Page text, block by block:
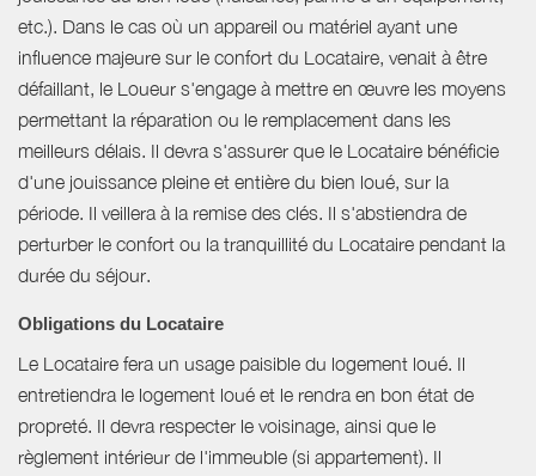
etc.). Dans le cas où un appareil ou matériel ayant une
influence majeure sur le confort du Locataire, venait à être
défaillant, le Loueur s'engage à mettre en œuvre les moyens
permettant la réparation ou le remplacement dans les
meilleurs délais. Il devra s'assurer que le Locataire bénéficie
d'une jouissance pleine et entière du bien loué, sur la
période. Il veillera à la remise des clés. Il s'abstiendra de
perturber le confort ou la tranquillité du Locataire pendant la
durée du séjour.
Obligations du Locataire
Le Locataire fera un usage paisible du logement loué. Il
entretiendra le logement loué et le rendra en bon état de
propreté. Il devra respecter le voisinage, ainsi que le
règlement intérieur de l'immeuble (si appartement). Il